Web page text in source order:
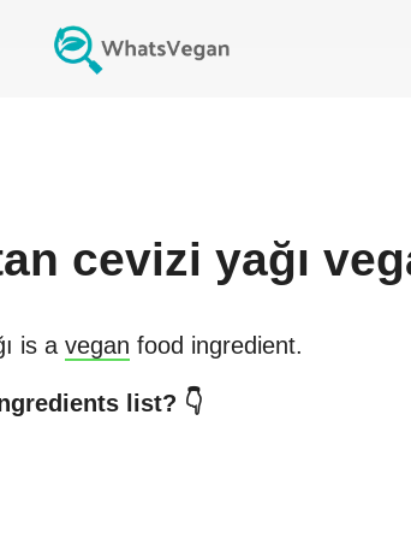
cevizi yağı
is a vegan food ingredient.
list? 👇